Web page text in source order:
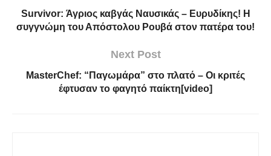
Survivor: Άγριος καβγάς Ναυσικάς – Ευρυδίκης! Η
συγγνώμη του Απόστολου Ρουβά στον πατέρα του!
Next Post
MasterChef: “Παγωμάρα” στο πλατό – Οι κριτές
έφτυσαν το φαγητό παίκτη[video]